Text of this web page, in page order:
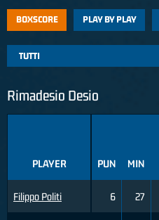
BOXSCORE PLAY BY PLAY
Rimadesio Desio
PLAYER
Filippo Politi
PUN MIN
6 27